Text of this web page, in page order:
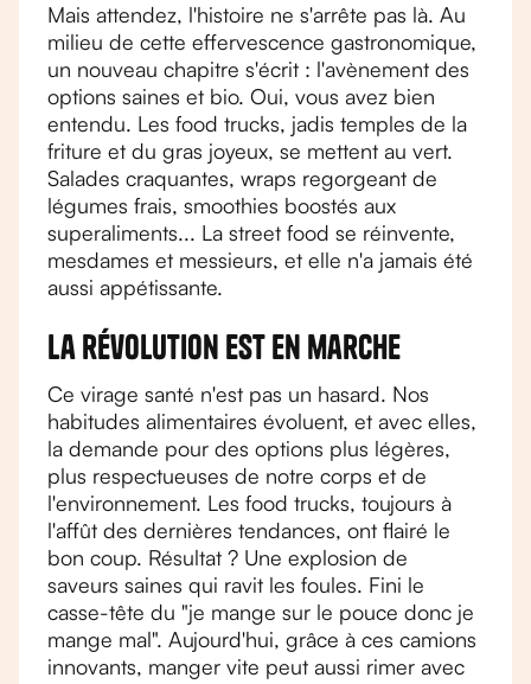
Mais attendez, l'histoire ne s'arrête pas là. Au
milieu de cette effervescence gastronomique,
un nouveau chapitre s'écrit : l'avènement des
options saines et bio. Oui, vous avez bien
entendu. Les food trucks, jadis temples de la
friture et du gras joyeux, se mettent au vert.
Salades craquantes, wraps regorgeant de
légumes frais, smoothies boostés aux
superaliments... La street food se réinvente,
mesdames et messieurs, et elle n'a jamais été
aussi appétissante.
La révolution est en marche
Ce virage santé n'est pas un hasard. Nos
habitudes alimentaires évoluent, et avec elles,
la demande pour des options plus légères,
plus respectueuses de notre corps et de
l'environnement. Les food trucks, toujours à
l'affût des dernières tendances, ont flairé le
bon coup. Résultat ? Une explosion de
saveurs saines qui ravit les foules. Fini le
casse-tête du "je mange sur le pouce donc je
mange mal". Aujourd'hui, grâce à ces camions
innovants, manger vite peut aussi rimer avec